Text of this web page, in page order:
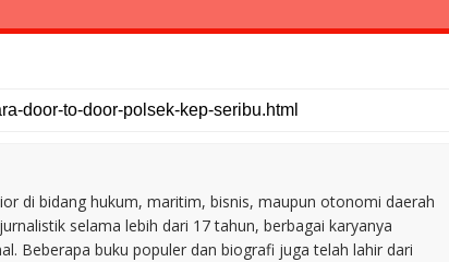
di bidang hukum, maritim, bisnis, maupun otonomi daerah
selama lebih dari 17 tahun, berbagai karyanya
Beberapa buku populer dan biografi juga telah lahir dari